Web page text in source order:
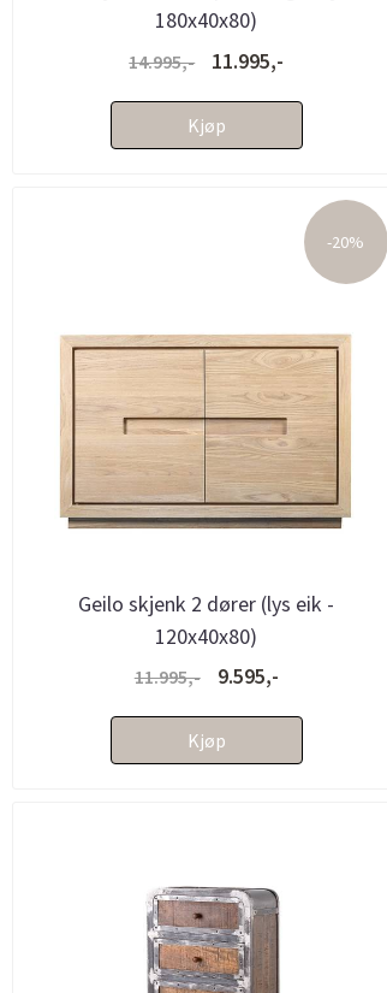
180x40x80)
14.995,- 11.995,-
Kjøp
-20%
Geilo skjenk 2 dører (lys eik -
120x40x80)
11.995,- 9.595,-
Kjøp